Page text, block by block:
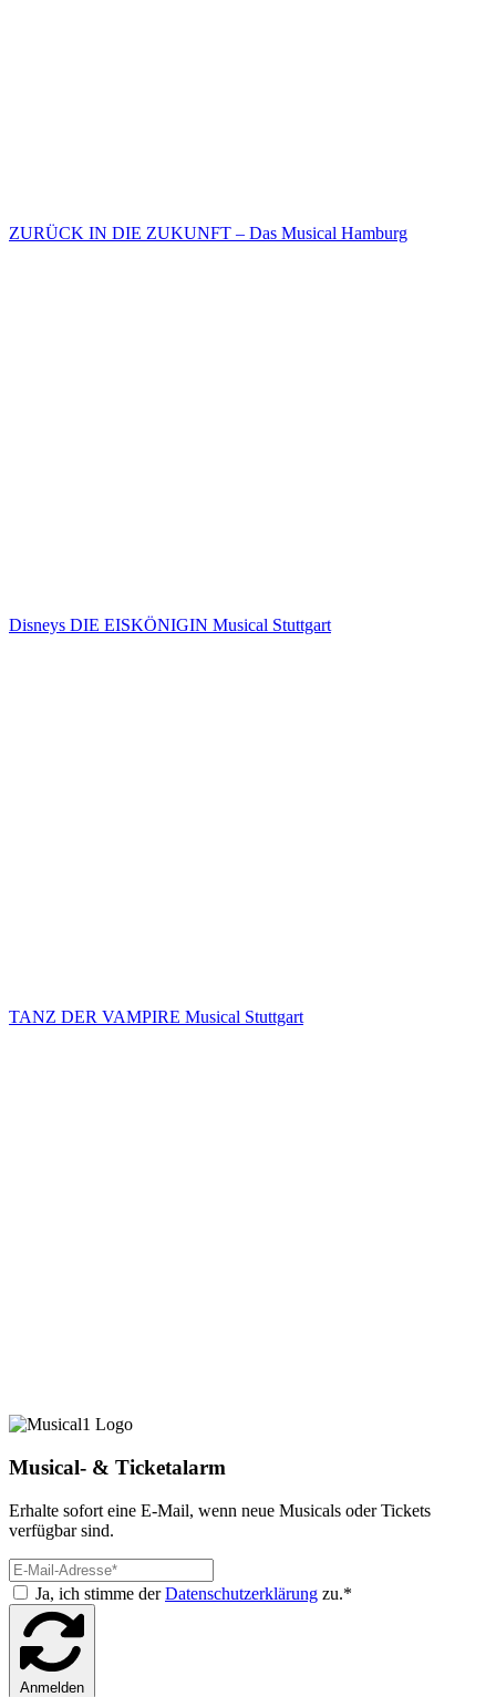
ZURÜCK IN DIE ZUKUNFT – Das Musical Hamburg
Disneys DIE EISKÖNIGIN Musical Stuttgart
TANZ DER VAMPIRE Musical Stuttgart
Musical- & Ticketalarm
Erhalte sofort eine E-Mail, wenn neue Musicals oder Tickets
verfügbar sind.
Ja, ich stimme derDatenschutzerklärung zu.*
Anmelden